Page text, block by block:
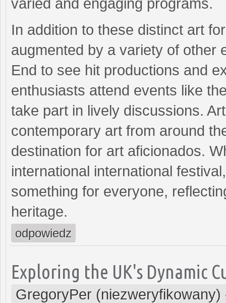
varied and engaging programs.
In addition to these distinct art
augmented by a variety of other
End to see hit productions and
enthusiasts attend events like
take part in lively discussions.
contemporary art from around
destination for art aficionados.
international international
something for everyone,
heritage.
odpowiedz
Exploring the UK's Dynamic
GregoryPer (niezweryfikowany)